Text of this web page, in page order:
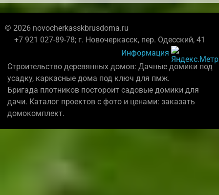
© 2026 novocherkasskbrusdoma.ru
+7 921 027-89-78; г. Новочеркасск, пер. Одесский, 41
Информация
Строительство деревянных домов: Дачные домики под
усадку, каркасные дома под ключ для пмж.
Бригада плотников постороит садовые домики для
дачи. Каталог проектов с фото и ценами: заказать
домокомплект.